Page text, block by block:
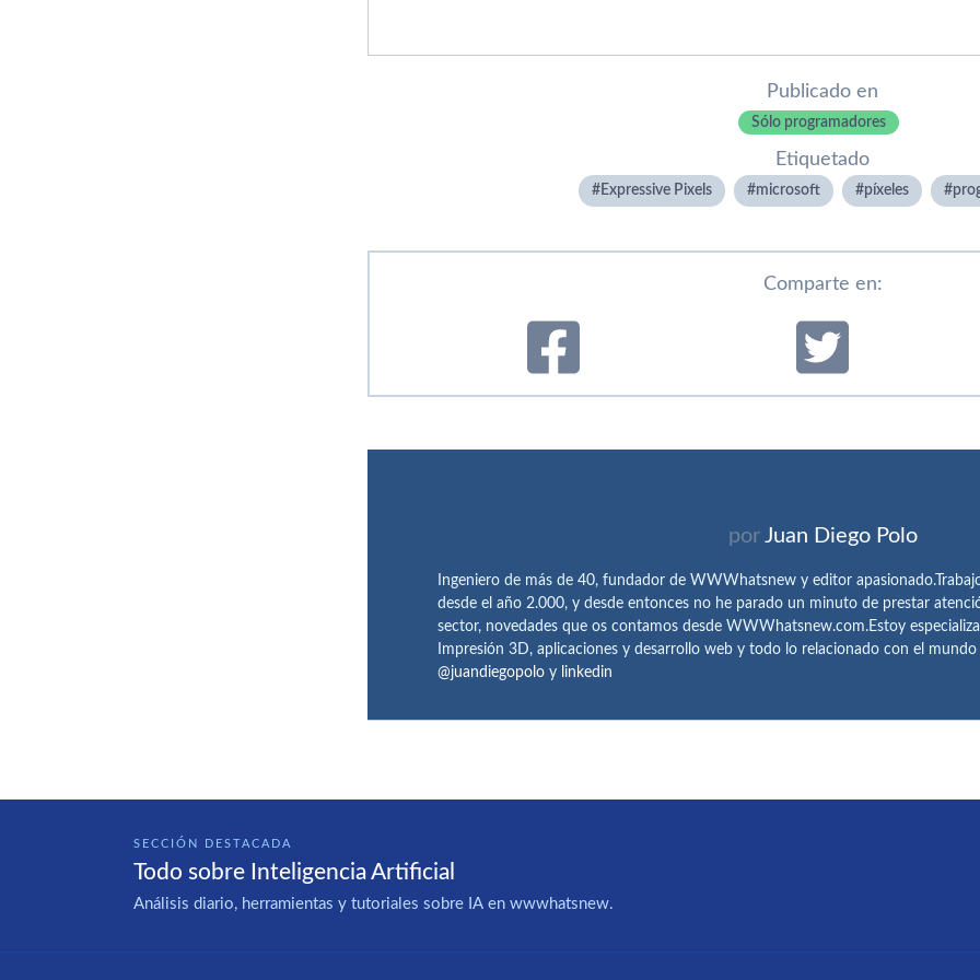
Publicado en
Sólo programadores
Etiquetado
Expressive Pixels microsoft pí­xeles
Comparte en:
por Juan Diego Polo
Ingeniero de más de 40, fundador de WWWhatsnew y editor
desde el año 2.000, y desde entonces no he parado un minuto de prestar
sector, novedades que os contamos desde WWWhatsnew.com.Estoy
Impresión 3D, aplicaciones y desarrollo web y todo lo relacionado con el
@juandiegopolo y linkedin
SECCIÓN DESTACADA
Todo sobre Inteligencia Artificial
Análisis diario, herramientas y tutoriales sobre IA en wwwhatsnew.